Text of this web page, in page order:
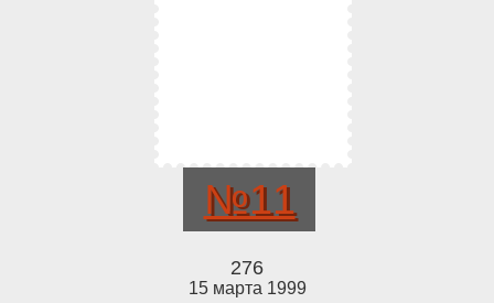
№11
276
15 марта 1999